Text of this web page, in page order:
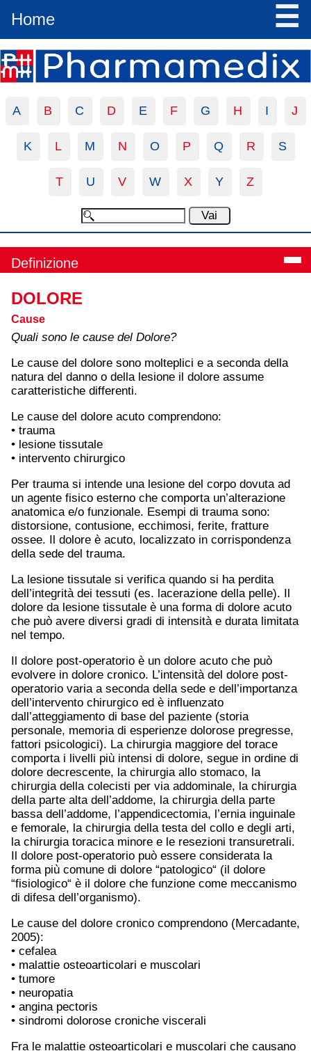
Home ☰
A B C D E F G H I J
K L M N O P Q R S
T U V W X Y Z
Definizione
DOLORE
Cause
Quali sono le cause del Dolore?
Le cause del dolore sono molteplici e a seconda della
natura del danno o della lesione il dolore assume
caratteristiche differenti.
Le cause del dolore acuto comprendono:
• trauma
• lesione tissutale
• intervento chirurgico
Per trauma si intende una lesione del corpo dovuta ad
un agente fisico esterno che comporta un’alterazione
anatomica e/o funzionale. Esempi di trauma sono:
distorsione, contusione, ecchimosi, ferite, fratture
ossee. Il dolore è acuto, localizzato in corrispondenza
della sede del trauma.
La lesione tissutale si verifica quando si ha perdita
dell’integrità dei tessuti (es. lacerazione della pelle). Il
dolore da lesione tissutale è una forma di dolore acuto
che può avere diversi gradi di intensità e durata limitata
nel tempo.
Il dolore post-operatorio è un dolore acuto che può
evolvere in dolore cronico. L’intensità del dolore post-
operatorio varia a seconda della sede e dell’importanza
dell’intervento chirurgico ed è influenzato
dall’atteggiamento di base del paziente (storia
personale, memoria di esperienze dolorose pregresse,
fattori psicologici). La chirurgia maggiore del torace
comporta i livelli più intensi di dolore, segue in ordine di
dolore decrescente, la chirurgia allo stomaco, la
chirurgia della colecisti per via addominale, la chirurgia
della parte alta dell’addome, la chirurgia della parte
bassa dell’addome, l’appendicectomia, l’ernia inguinale
e femorale, la chirurgia della testa del collo e degli arti,
la chirurgia toracica minore e le resezioni transuretrali.
Il dolore post-operatorio può essere considerata la
forma più comune di dolore “patologico“ (il dolore
“fisiologico“ è il dolore che funzione come meccanismo
di difesa dell’organismo).
Le cause del dolore cronico comprendono (Mercadante,
2005):
• cefalea
• malattie osteoarticolari e muscolari
• tumore
• neuropatia
• angina pectoris
• sindromi dolorose croniche viscerali
Fra le malattie osteoarticolari e muscolari che causano